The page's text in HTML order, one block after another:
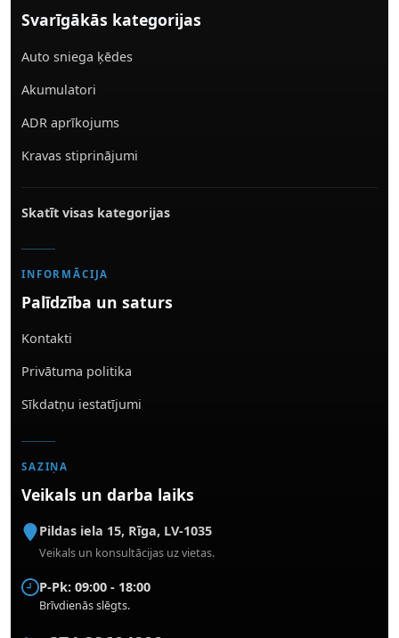
Svarīgākās kategorijas
Auto sniega ķēdes
Akumulatori
ADR aprīkojums
Kravas stiprinājumi
Skatīt visas kategorijas
INFORMĀCIJA
Palīdzība un saturs
Kontakti
Privātuma politika
Sīkdatņu iestatījumi
SAZIŅA
Veikals un darba laiks
Pildas iela 15, Rīga, LV-1035
Veikals un konsultācijas uz vietas.
P-Pk: 09:00 - 18:00
Brīvdienās slēgts.